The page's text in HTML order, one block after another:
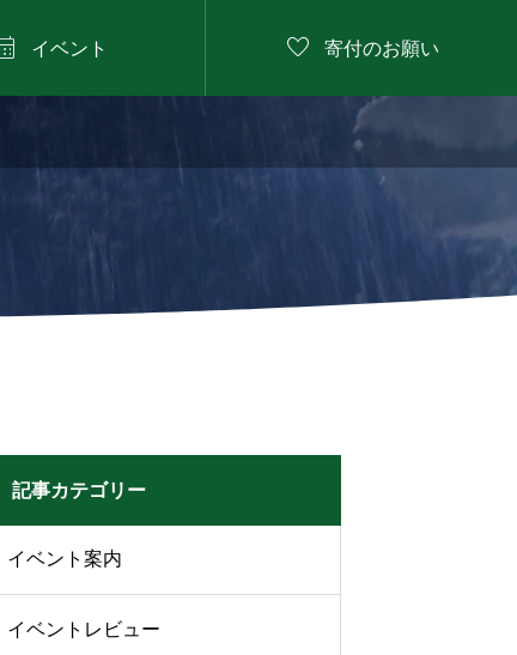
イベント  寄付のお願い

記事カテゴリー
イベント案内
イベントレビュー